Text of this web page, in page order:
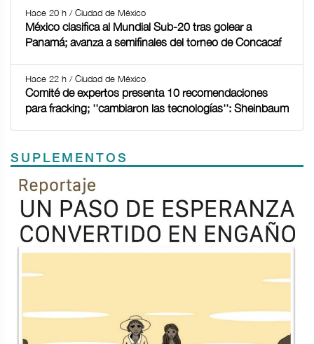
Hace 20 h / Ciudad de México
México clasifica al Mundial Sub-20 tras golear a
Panamá; avanza a semifinales del torneo de Concacaf
Hace 22 h / Ciudad de México
Comité de expertos presenta 10 recomendaciones
para fracking; ''cambiaron las tecnologías'': Sheinbaum
SUPLEMENTOS
Previous
TODOS LOS SUPLEMENTOS